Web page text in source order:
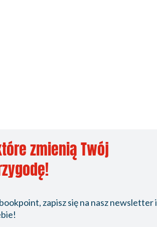
zmienią Twój
zapisz się na nasz newsletter i